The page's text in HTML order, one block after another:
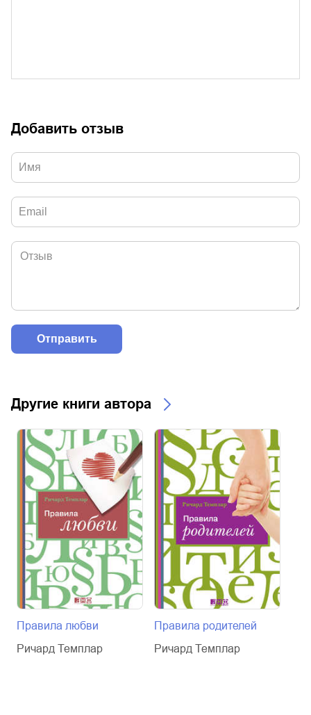
Добавить отзыв
Другие книги автора
Правила любви
Ричард Темплар
Правила родителей
Ричард Темплар